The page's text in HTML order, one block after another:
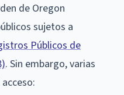
de Oregon
sujetos a
Públicos de
. Sin embargo, varias